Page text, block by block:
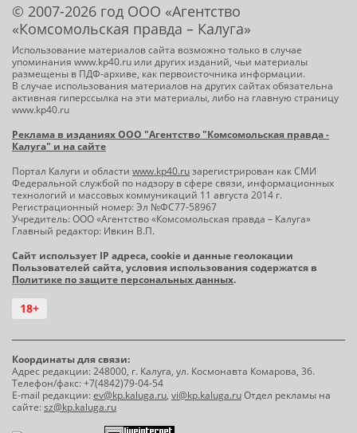
© 2007-2026 год ООО «Агентство
«Комсомольская правда – Калуга»
Использование материалов сайта возможно только в случае
упоминания www.kp40.ru или других изданий, чьи материалы
размещены в ПДФ-архиве, как первоисточника информации.
В случае использования материалов на других сайтах обязательна
активная гиперссылка на эти материалы, либо на главную страницу
www.kp40.ru
Реклама в изданиях ООО "Агентство "Комсомольская правда -
Калуга" и на сайте
Портал Калуги и области www.kp40.ruзарегистрирован как СМИ
Федеральной службой по надзору в сфере связи, информационных
технологий и массовых коммуникаций 11 августа 2014 г.
Регистрационный номер: Эл №ФС77-58967
Учредитель: ООО «Агентство «Комсомольская правда – Калуга»
Главный редактор: Ивкин В.П.
Сайт использует IP адреса, cookie и данные геолокации
Пользователей сайта, условия использования содержатся в
Политике по защите персональных данных.
18+
Координаты для связи:
Адрес редакции: 248000, г. Калуга, ул. Космонавта Комарова, 36.
Телефон/факс: +7(4842)79-04-54
E-mail редакции:ev@kp.kaluga.ru, vi@kp.kaluga.ruОтдел рекламы на
сайте:sz@kp.kaluga.ru